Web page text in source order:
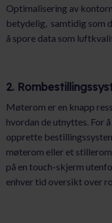
Optimalisering av
betydelig, samtidig som
å spore data som
2.
Møterom er en knapp
hvordan de utnyttes. For
opprette
møterom eller et
på en touch-skjerm
enhver tid oversikt over